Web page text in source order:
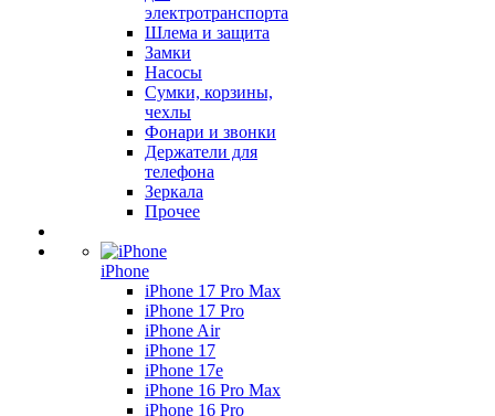
электротранспорта
Шлема и защита
Замки
Насосы
Сумки, корзины,
чехлы
Фонари и звонки
Держатели для
телефона
Зеркала
Прочее
iPhone
iPhone 17 Pro Max
iPhone 17 Pro
iPhone Air
iPhone 17
iPhone 17e
iPhone 16 Pro Max
iPhone 16 Pro